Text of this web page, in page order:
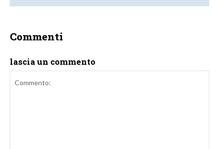
Commenti
lascia un commento